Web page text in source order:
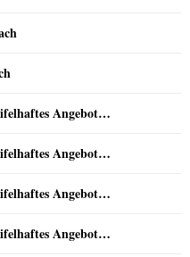
Angebot…
Angebot…
Angebot…
Angebot…